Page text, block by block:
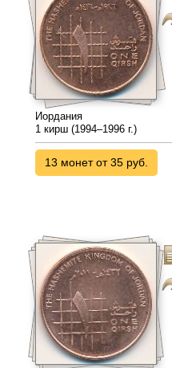
Иордания
1 кирш (1994–1996 г.)
13 монет от 35 руб.